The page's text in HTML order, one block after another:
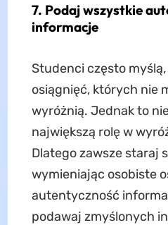
7. Podaj wszystkie
informacje
Studenci często
osiągnięć, których nie
wyróżnią. Jednak to
największą rolę w
Dlatego zawsze staraj
wymieniając osobiste
autentyczność
podawaj zmyślonych